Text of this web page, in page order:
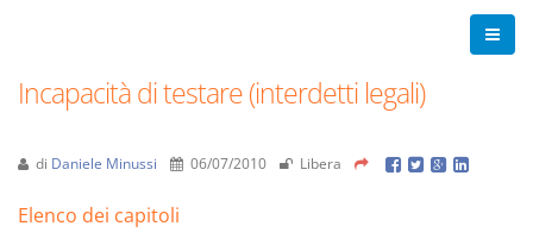
Incapacità di testare (interdetti legali)
di Daniele Minussi 06/07/2010 Libera
Elenco dei capitoli